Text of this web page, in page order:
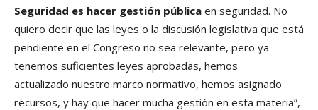
Seguridad es hacer gestión pública en seguridad. No
quiero decir que las leyes o la discusión legislativa que está
pendiente en el Congreso no sea relevante, pero ya
tenemos suficientes leyes aprobadas, hemos
actualizado nuestro marco normativo, hemos asignado
recursos, y hay que hacer mucha gestión en esta materia”,